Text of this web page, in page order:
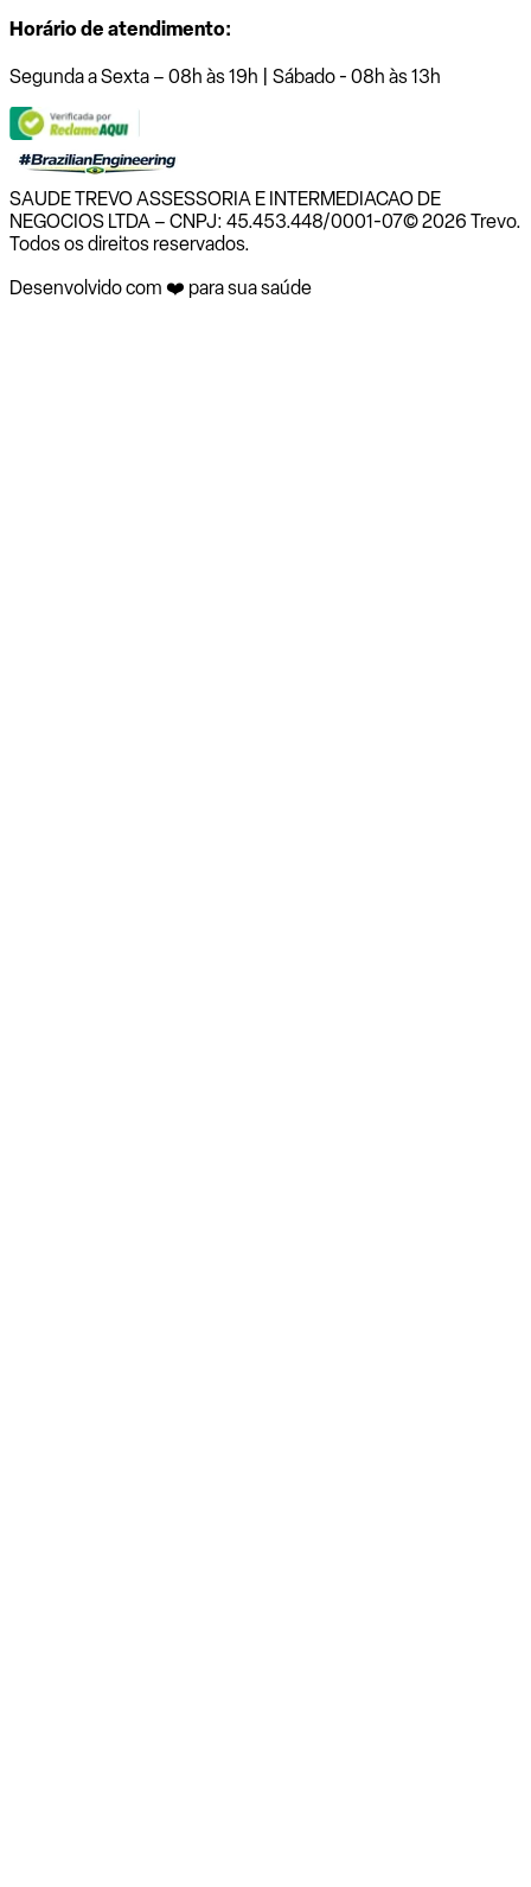
Horário de atendimento:
Segunda a Sexta – 08h às 19h | Sábado - 08h às 13h
SAUDE TREVO ASSESSORIA E INTERMEDIACAO DE
NEGOCIOS LTDA – CNPJ: 45.453.448/0001-07© 2026 Trevo.
Todos os direitos reservados.
Desenvolvido com ❤️ para sua saúde